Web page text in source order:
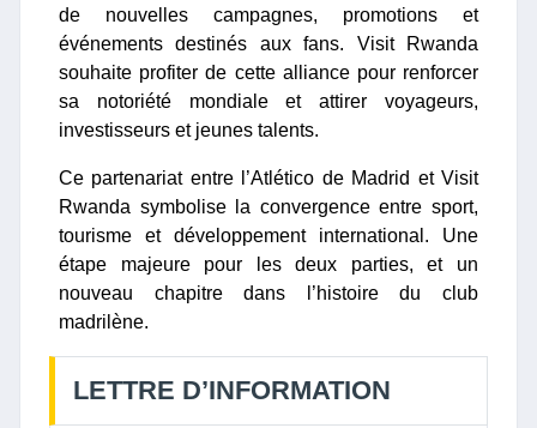
de nouvelles campagnes, promotions et
événements destinés aux fans. Visit Rwanda
souhaite profiter de cette alliance pour renforcer
sa notoriété mondiale et attirer voyageurs,
investisseurs et jeunes talents.
Ce partenariat entre l’Atlético de Madrid et Visit
Rwanda symbolise la convergence entre sport,
tourisme et développement international. Une
étape majeure pour les deux parties, et un
nouveau chapitre dans l’histoire du club
madrilène.
LETTRE D’INFORMATION